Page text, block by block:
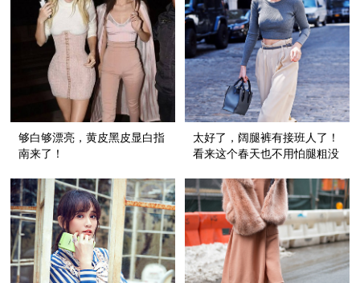
够白够漂亮，黄皮黑皮显白指
南来了！
太好了，阔腿裤有接班人了！
看来这个春天也不用怕腿粗没